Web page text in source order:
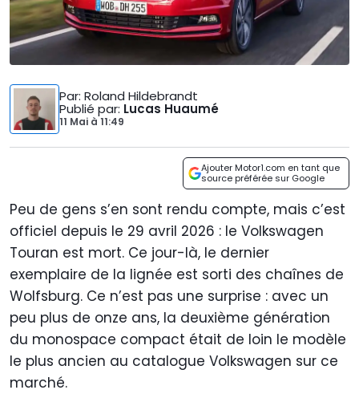
Par: Roland Hildebrandt
Publié par: Lucas Huaumé
11 Mai à 11:49
Ajouter Motor1.com en tant que
source préférée sur Google
Peu de gens s’en sont rendu compte, mais c’est
officiel depuis le 29 avril 2026 : le Volkswagen
Touran est mort. Ce jour-là, le dernier
exemplaire de la lignée est sorti des chaînes de
Wolfsburg. Ce n’est pas une surprise : avec un
peu plus de onze ans, la deuxième génération
du monospace compact était de loin le modèle
le plus ancien au catalogue Volkswagen sur ce
marché.